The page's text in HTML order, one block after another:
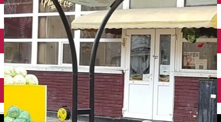
English